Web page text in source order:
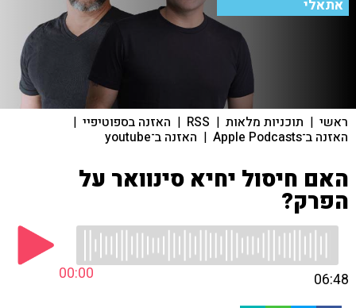
אתאלי
ראשי | תוכניות מלאות |
RSS
| האזנה בספוטיפיי |
האזנה ב־Apple Podcasts | האזנה ב־youtube
האם חיסול יחיא סינוואר על
הפרק?
00:00 06:48